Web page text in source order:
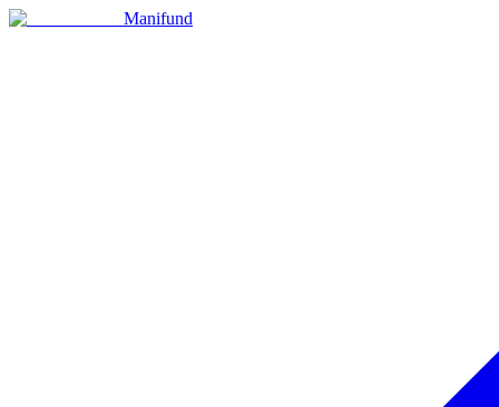
Manifund